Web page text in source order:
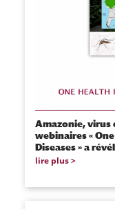
Amazonie, virus
webinaires «
Diseases » a
lire plus